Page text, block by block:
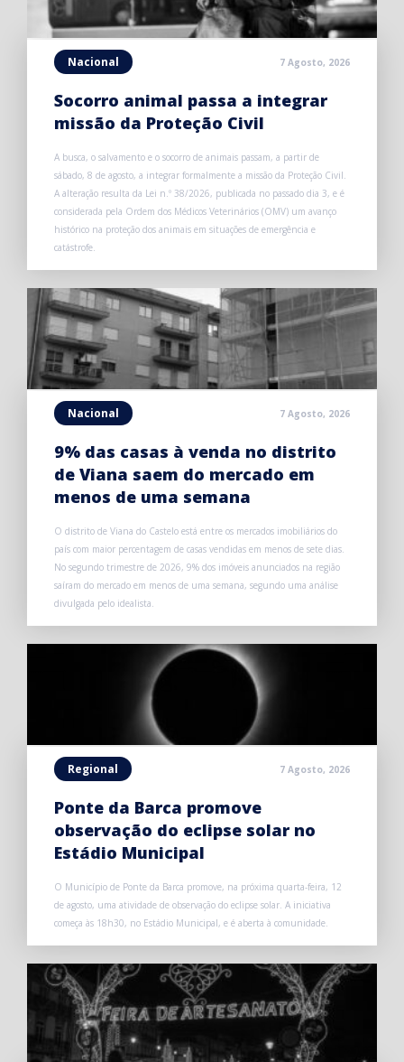
Nacional 7 Agosto, 2026
Socorro animal passa a integrar
missão da Proteção Civil
A busca, o salvamento e o socorro de animais passam, a partir de
sábado, 8 de agosto, a integrar formalmente a missão da Proteção Civil.
A alteração resulta da Lei n.º 38/2026, publicada no passado dia 3, e é
considerada pela Ordem dos Médicos Veterinários (OMV) um avanço
histórico na proteção dos animais em situações de emergência e
catástrofe.
Nacional 7 Agosto, 2026
9% das casas à venda no distrito
de Viana saem do mercado em
menos de uma semana
O distrito de Viana do Castelo está entre os mercados imobiliários do
país com maior percentagem de casas vendidas em menos de sete dias.
No segundo trimestre de 2026, 9% dos imóveis anunciados na região
saíram do mercado em menos de uma semana, segundo uma análise
divulgada pelo idealista.
Regional 7 Agosto, 2026
Ponte da Barca promove
observação do eclipse solar no
Estádio Municipal
O Município de Ponte da Barca promove, na próxima quarta-feira, 12
de agosto, uma atividade de observação do eclipse solar. A iniciativa
começa às 18h30, no Estádio Municipal, e é aberta à comunidade.